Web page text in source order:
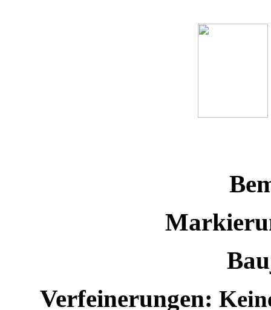
Verfeinerungen: